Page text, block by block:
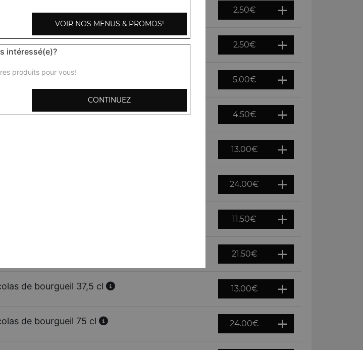
2.50€
50 cl 2.50€
33 cl 5.00€
4.50€
13.00€
24.00€
11.50€
21.50€
de bourgueil 37,5 cl 13.00€
de bourgueil 75 cl 24.00€
VOIR NOS MENUS & PROMOS!
intéressé(e)?
produits pour vous!
CONTINUEZ